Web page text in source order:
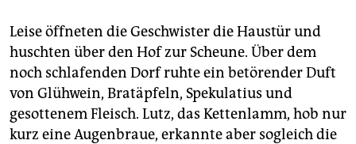
Leise öffneten die Geschwister die Haustür und
huschten über den Hof zur Scheune. Über dem
noch schlafenden Dorf ruhte ein betörender Duft
von Glühwein, Bratäpfeln, Spekulatius und
gesottenem Fleisch. Lutz, das Kettenlamm, hob nur
kurz eine Augenbraue, erkannte aber sogleich die